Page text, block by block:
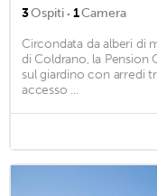
3Ospiti · 1Camera
Circondata da alberi di
di Coldrano, la Pension
sul giardino con arredi
accesso ...